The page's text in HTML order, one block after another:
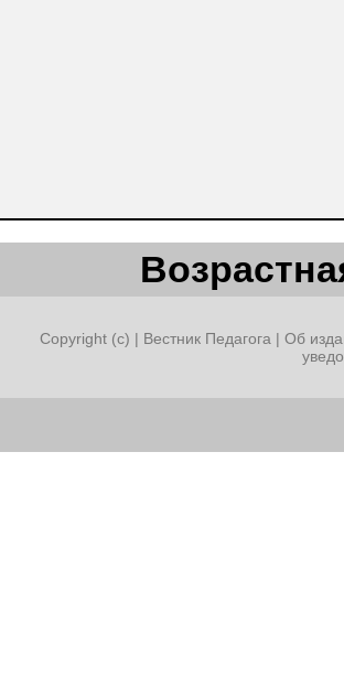
Copyright (c) | Вестник Педагога | Об